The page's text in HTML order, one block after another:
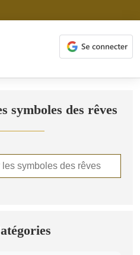
symboles des rêves